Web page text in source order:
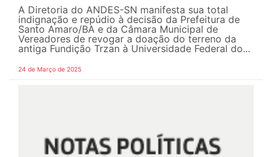
A Diretoria do ANDES-SN manifesta sua total
indignação e repúdio à decisão da Prefeitura de
Santo Amaro/BA e da Câmara Municipal de
Vereadores de revogar a doação do terreno da
antiga Fundição Trzan à Universidade Federal do...
24 de Março de 2025